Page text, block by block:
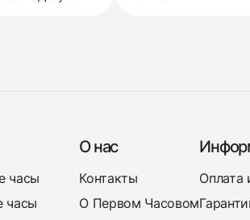
часы
часы
О нас
Контакты
О Первом Часовом
Оплата